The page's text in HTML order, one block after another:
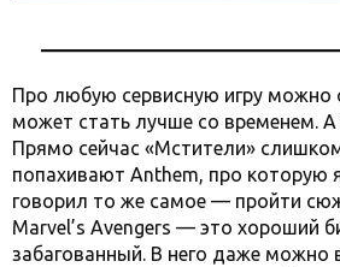
Про любую сервисную игру можно
может стать лучше со временем.
Прямо сейчас «Мстители»
попахивают Anthem, про которую
говорил то же самое — пройти
Marvel’s Avengers — это хороший
забагованный. В него даже